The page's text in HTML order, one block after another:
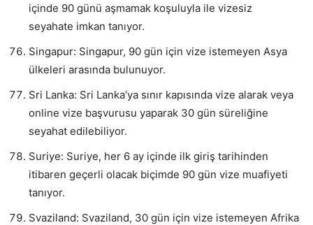
içinde 90 günü aşmamak koşuluyla ile vizesiz
seyahate imkan tanıyor.
Singapur: Singapur, 90 gün için vize istemeyen Asya
ülkeleri arasında bulunuyor.
Sri Lanka: Sri Lanka’ya sınır kapısında vize alarak veya
online vize başvurusu yaparak 30 gün süreliğine
seyahat edilebiliyor.
Suriye: Suriye, her 6 ay içinde ilk giriş tarihinden
itibaren geçerli olacak biçimde 90 gün vize muafiyeti
tanıyor.
Svaziland: Svaziland, 30 gün için vize istemeyen Afrika